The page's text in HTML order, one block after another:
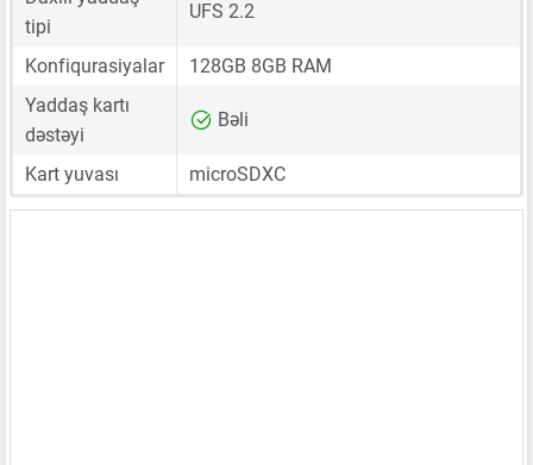
tipi
UFS 2.2
Konfiqurasiyalar
128GB 8GB RAM
Yaddaş kartı
dəstəyi
Bəli
Kart yuvası microSDXC